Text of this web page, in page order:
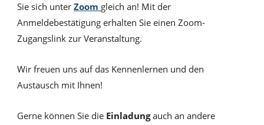
Sie sich unter Zoom gleich an! Mit der
Anmeldebestätigung erhalten Sie einen Zoom-
Zugangslink zur Veranstaltung.
Wir freuen uns auf das Kennenlernen und den
Austausch mit Ihnen!
Gerne können Sie die Einladungauch an andere